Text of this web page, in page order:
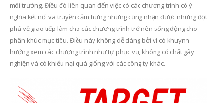
môi trường. Điều đó liên quan đến việc có các chương trình có ý
nghĩa kết nối và truyền cảm hứng nhưng cũng nhận được những đột
phá về giao tiếp làm cho các chương trình trở nên sống động cho
phân khúc mục tiêu. Điều này không dễ dàng bởi vì có khuynh
hướng xem các chương trình như tự phục vụ, không có chất gây
nghiện và có khiếu nại quá giống với các công ty khác.